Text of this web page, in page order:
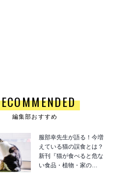
編集部おすすめ
服部幸先生が語る！今増
えている猫の誤食とは？
新刊『猫が食べると危な
い食品・植物・家の…